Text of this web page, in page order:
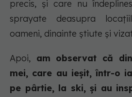
precis, și care nu
sprayate deasupra
oameni, dinainte știute și
Apoi, am observat că
mei, care au ieșit, într-o
pe pârtie, la ski, și au